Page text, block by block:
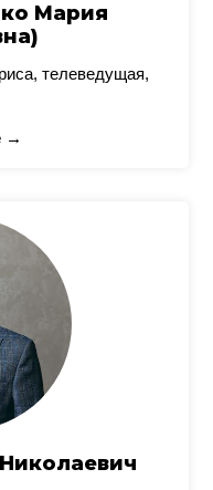
Мария
телеведущая,
→